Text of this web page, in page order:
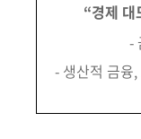
“경제 대
-
- 생산적 금융